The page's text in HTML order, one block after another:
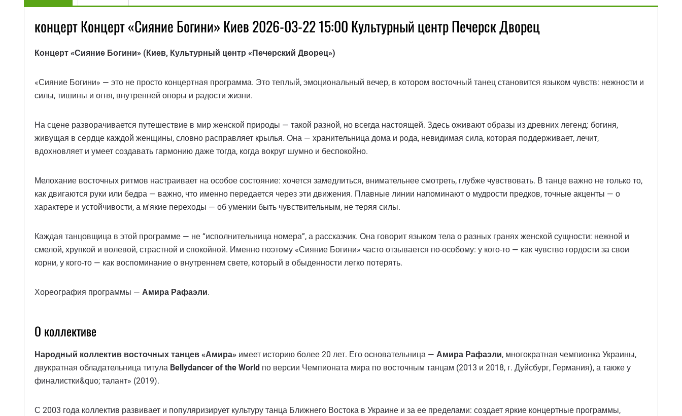
концерт Концерт «Сияние Богини» Киев 2026-03-22 15:00 Культурный центр Печерск Дворец
Концерт «Сияние Богини» (Киев, Культурный центр «Печерский Дворец»)
«Сияние Богини» — это не просто концертная программа. Это теплый, эмоциональный вечер, в котором восточный танец становится языком чувств: нежности и
силы, тишины и огня, внутренней опоры и радости жизни.
На сцене разворачивается путешествие в мир женской природы — такой разной, но всегда настоящей. Здесь оживают образы из древних легенд: богиня,
живущая в сердце каждой женщины, словно расправляет крылья. Она — хранительница дома и рода, невидимая сила, которая поддерживает, лечит,
вдохновляет и умеет создавать гармонию даже тогда, когда вокруг шумно и беспокойно.
Мелохание восточных ритмов настраивает на особое состояние: хочется замедлиться, внимательнее смотреть, глубже чувствовать. В танце важно не только то,
как двигаются руки или бедра — важно, что именно передается через эти движения. Плавные линии напоминают о мудрости предков, точные акценты — о
характере и устойчивости, а м'якие переходы — об умении быть чувствительным, не теряя силы.
Каждая танцовщица в этой программе — не “исполнительница номера”, а рассказчик. Она говорит языком тела о разных гранях женской сущности: нежной и
смелой, хрупкой и волевой, страстной и спокойной. Именно поэтому «Сияние Богини» часто отзывается по-особому: у кого-то — как чувство гордости за свои
корни, у кого-то — как воспоминание о внутреннем свете, который в обыденности легко потерять.
Хореография программы — Амира Рафаэли.
О коллективе
Народный коллектив восточных танцев «Амира» имеет историю более 20 лет. Его основательница — Амира Рафаэли, многократная чемпионка Украины,
двукратная обладательница титула Bellydancer of the World по версии Чемпионата мира по восточным танцам (2013 и 2018, г. Дуйсбург, Германия), а также у
финалистки&quo; талант» (2019).
С 2003 года коллектив развивает и популяризирует культуру танца Ближнего Востока в Украине и за ее пределами: создает яркие концертные программы,